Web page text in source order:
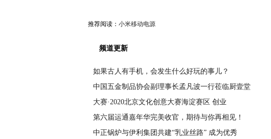
推荐阅读： 小米移动电源
频道更新
如果古人有手机，会发生什么好玩的事儿？
中国五金制品协会副理事长孟凡波一行莅临厨壹堂
大赛·2020北京文化创意大赛海淀赛区 创业
第六届运通嘉年华完美收官，期待与你再相见！
中正锅炉与伊利集团共建“乳业丝路” 成为优秀